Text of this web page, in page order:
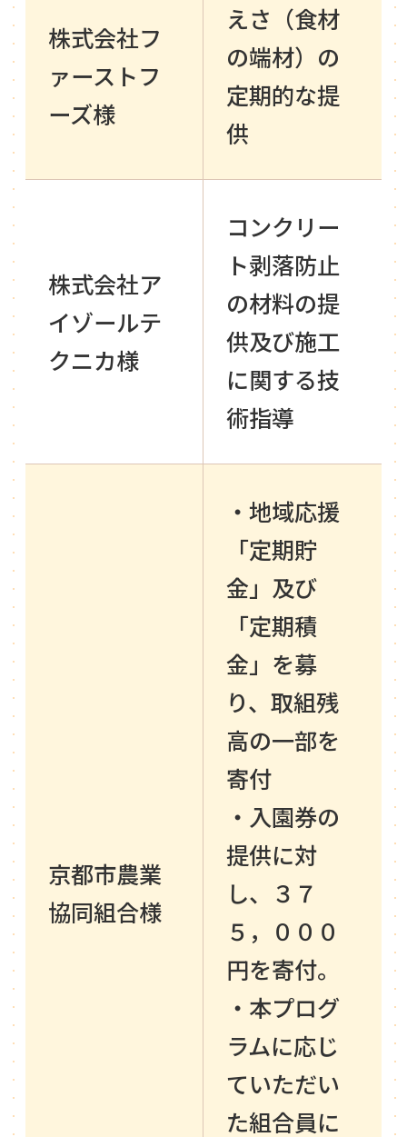
株式会社フ
ァーストフ
ーズ様
えさ（食材
の端材）の
定期的な提
供
株式会社ア
イゾールテ
クニカ様
コンクリー
ト剥落防止
の材料の提
供及び施工
に関する技
術指導
京都市農業
協同組合様
・地域応援
「定期貯
金」及び
「定期積
金」を募
り、取組残
高の一部を
寄付
・入園券の
提供に対
し、３７
５，０００
円を寄付。
・本プログ
ラムに応じ
ていただい
た組合員に